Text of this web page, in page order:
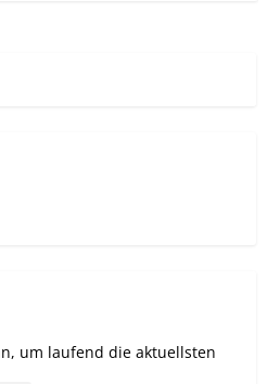
um laufend die aktuellsten